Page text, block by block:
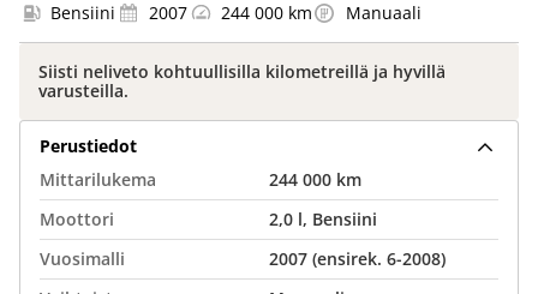
Bensiini 2007 244 000 km Manuaali
Siisti neliveto kohtuullisilla kilometreillä ja hyvillä
varusteilla.
Perustiedot
Mittarilukema
244 000 km
Moottori
2,0 l, Bensiini
Vuosimalli
2007 (ensirek. 6-2008)